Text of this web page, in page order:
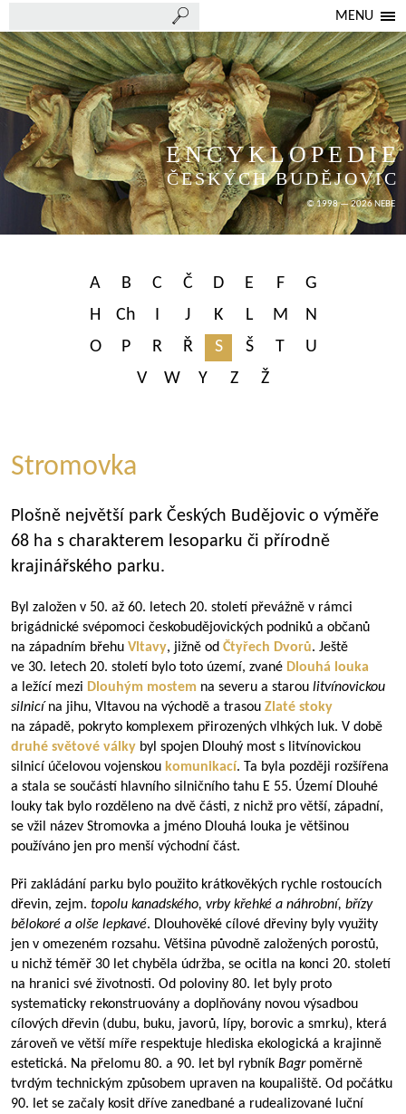
MENU
ENCYKLOPEDIE
ČESKÝCH BUDĚJOVIC
© 1998 — 2026 NEBE
A B C Č D E F
G
H
Ch I J K L M
N
O
P R Ř S Š T
U
V
W Y Z Ž
Stromovka
Plošně největší park Českých Budějovic o výměře
68 ha s charakterem lesoparku či přírodně
krajinářského parku.
Byl založen v 50. až 60. letech 20. století převážně v rámci
brigádnické svépomoci českobudějovických podniků a občanů
na západním břehu Vltavy, jižně od Čtyřech Dvorů. Ještě
ve 30. letech 20. století bylo toto území, zvané Dlouhá louka
a ležící mezi Dlouhým mostem na severu a starou litvínovickou
silnicína jihu, Vltavou na východě a trasou Zlaté stoky
na západě, pokryto komplexem přirozených vlhkých luk. V době
druhé světové války byl spojen Dlouhý most s litvínovickou
silnicí účelovou vojenskou komunikací. Ta byla později rozšířena
a stala se součástí hlavního silničního tahu E 55. Území Dlouhé
louky tak bylo rozděleno na dvě části, z nichž pro větší, západní,
se vžil název Stromovka a jméno Dlouhá louka je většinou
používáno jen pro menší východní část.
Při zakládání parku bylo použito krátkověkých rychle rostoucích
dřevin, zejm. topolu kanadského, vrby křehké a náhrobní, břízy
bělokoré a olše lepkavé. Dlouhověké cílové dřeviny byly využity
jen v omezeném rozsahu. Většina původně založených porostů,
u nichž téměř 30 let chyběla údržba, se ocitla na konci 20. století
na hranici své životnosti. Od poloviny 80. let byly proto
systematicky rekonstruovány a doplňovány novou výsadbou
cílových dřevin (dubu, buku, javorů, lípy, borovic a smrku), která
zároveň ve větší míře respektuje hlediska ekologická a krajinně
estetická. Na přelomu 80. a 90. let byl rybník Bagrpoměrně
tvrdým technickým způsobem upraven na koupaliště. Od počátku
90. let se začaly kosit dříve zanedbané a rudealizované luční